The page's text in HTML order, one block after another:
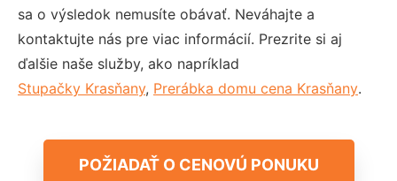
sa o výsledok nemusíte obávať. Neváhajte a
kontaktujte nás pre viac informácií. Prezrite si aj
ďalšie naše služby, ako napríklad
Stupačky Krasňany, Prerábka domu cena Krasňany.
POŽIADAŤ O CENOVÚ PONUKU